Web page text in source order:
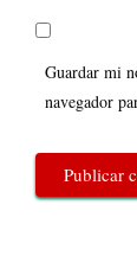
Guardar mi
navegador